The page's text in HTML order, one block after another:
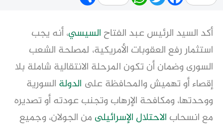
أكد السيد الرئيس عبد الفتاح السيسي، أنه يجب
استثمار رفع العقوبات الأمريكية، لمصلحة الشعب
السورى وضمان أن تكون المرحلة الانتقالية شاملة بلا
إقصاء أو تهميش والمحافظة على الدولة السورية
ووحدتها، ومكافحة الإرهاب وتجنب عودته أو تصديره
مع انسحاب الاحتلال الإسرائيلى من الجولان، وجميع